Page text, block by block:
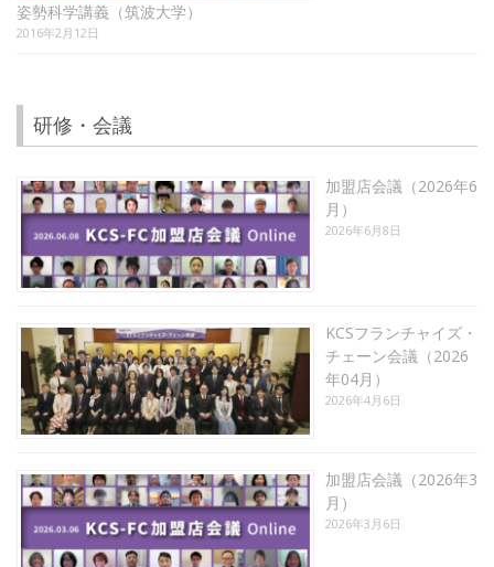
姿勢科学講義（筑波大学）
2016年2月12日
研修・会議
加盟店会議（2026年6
月）
2026年6月8日
KCSフランチャイズ・
チェーン会議（2026
年04月）
2026年4月6日
加盟店会議（2026年3
月）
2026年3月6日